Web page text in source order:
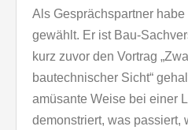
Als Gesprächspartner habe
gewählt. Er ist Bau-
kurz zuvor den Vortrag
bautechnischer Sicht“
amüsante Weise bei einer
demonstriert, was passiert,